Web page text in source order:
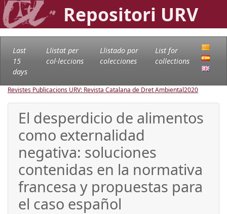
Repositori URV
Last
15
days
Llistat per
col·leccions
Llistado por
colecciones
List for
collections
Revistes Publicacions URV: Revista Catalana de Dret Ambiental2020
El desperdicio de alimentos
como externalidad
negativa: soluciones
contenidas en la normativa
francesa y propuestas para
el caso español